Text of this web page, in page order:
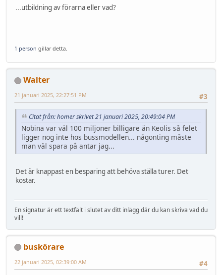
...utbildning av förarna eller vad?
1 person gillar detta.
Walter
#3
21 januari 2025, 22:27:51 PM
Citat från: homer skrivet 21 januari 2025, 20:49:04 PM
Nobina var väl 100 miljoner billigare än Keolis så felet
ligger nog inte hos bussmodellen... någonting måste
man väl spara på antar jag...
Det är knappast en besparing att behöva ställa turer. Det
kostar.
En signatur är ett textfält i slutet av ditt inlägg där du kan skriva vad du
vill!
buskörare
#4
22 januari 2025, 02:39:00 AM